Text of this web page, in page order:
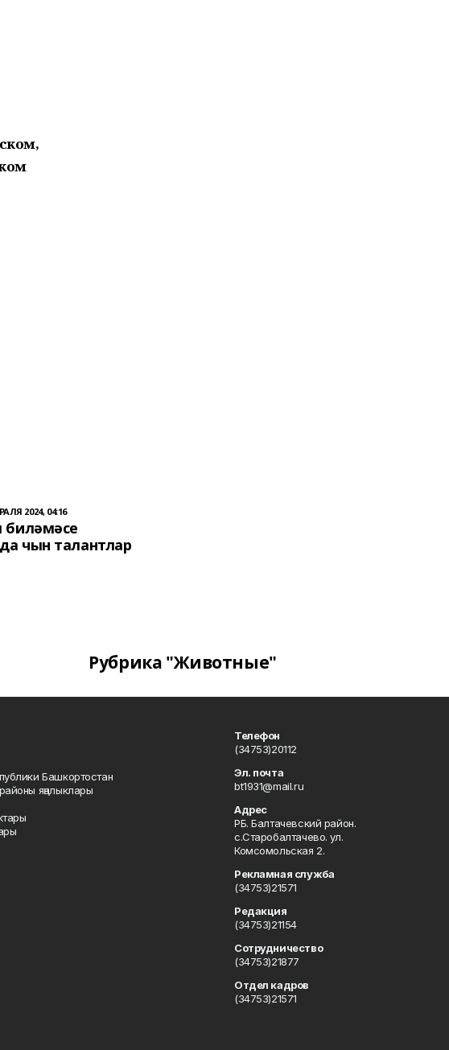
2024, 04:16
биләмәсе
чын талантлар
Рубрика "Животные"
Башкортостан
яңалыклары
Телефон
(34753)20112
Эл. почта
bt1931@mail.ru
Адрес
РБ. Балтачевский район.
с.Старобалтачево. ул.
Комсомольская 2.
Рекламная служба
(34753)21571
Редакция
(34753)21154
Сотрудничество
(34753)21877
Отдел кадров
(34753)21571